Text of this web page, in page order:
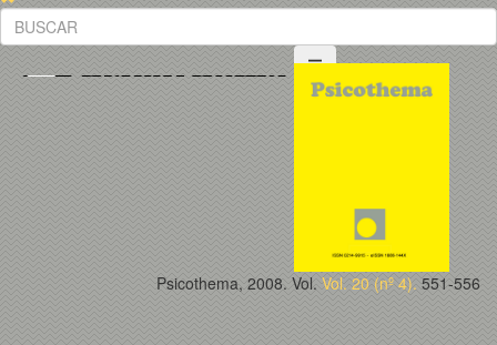
Psicothema, 2008. Vol. Vol. 20 (nº 4). 551-556